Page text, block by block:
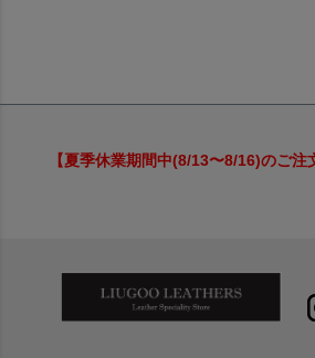
【夏季休業期間中(8/13〜8/16)のご注